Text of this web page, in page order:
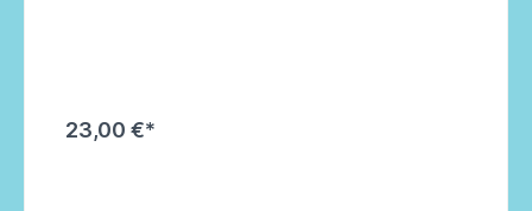
23,00 €*